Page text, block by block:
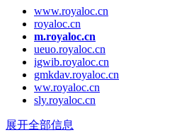
www.royaloc.cn
royaloc.cn
m.royaloc.cn
ueuo.royaloc.cn
igwib.royaloc.cn
gmkdav.royaloc.cn
ww.royaloc.cn
sly.royaloc.cn
展开全部信息